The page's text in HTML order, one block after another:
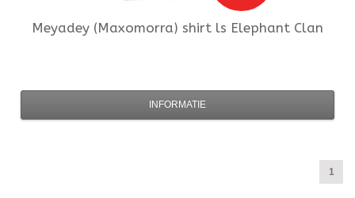
Meyadey (Maxomorra) shirt ls Elephant Clan
INFORMATIE
1